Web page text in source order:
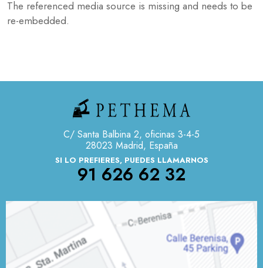
The referenced media source is missing and needs to be
re-embedded.
C/ Santa Balbina 2, oficinas 3-4-5
28023 Madrid, España
SI LO PREFIERES, PUEDES LLAMARNOS
91 626 62 32